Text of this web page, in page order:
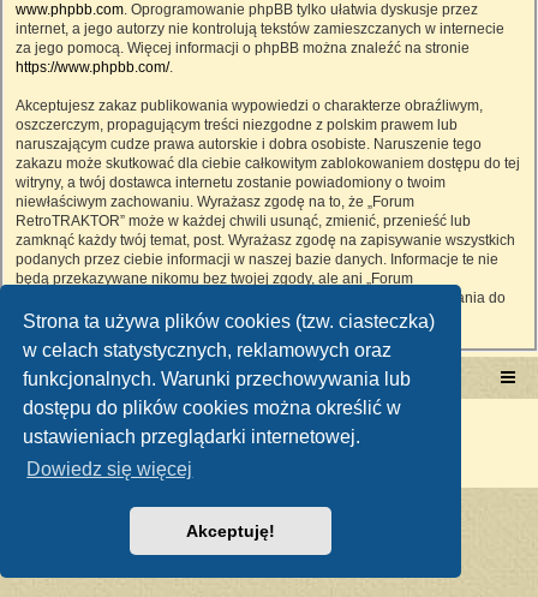
Strona ta używa plików cookies (tzw. ciasteczka)
w celach statystycznych, reklamowych oraz
funkcjonalnych. Warunki przechowywania lub
dostępu do plików cookies można określić w
ustawieniach przeglądarki internetowej.
Dowiedz się więcej
Akceptuję!
www.phpbb.com. Oprogramowanie phpBB tylko ułatwia dyskusje przez
internet, a jego autorzy nie kontrolują tekstów zamieszczanych w internecie
za jego pomocą. Więcej informacji o phpBB można znaleźć na stronie
https://www.phpbb.com/.
Akceptujesz zakaz publikowania wypowiedzi o charakterze obraźliwym,
oszczerczym, propagującym treści niezgodne z polskim prawem lub
naruszającym cudze prawa autorskie i dobra osobiste. Naruszenie tego
zakazu może skutkować dla ciebie całkowitym zablokowaniem dostępu do tej
witryny, a twój dostawca internetu zostanie powiadomiony o twoim
niewłaściwym zachowaniu. Wyrażasz zgodę na to, że „Forum
RetroTRAKTOR” może w każdej chwili usunąć, zmienić, przenieść lub
zamknąć każdy twój temat, post. Wyrażasz zgodę na zapisywanie wszystkich
podanych przez ciebie informacji w naszej bazie danych. Informacje te nie
będą przekazywane nikomu bez twojej zgody, ale ani „Forum
RetroTRAKTOR”, ani phpBB nie ponosi odpowiedzialności za włamania do
witryny, podczas których może dojść do kradzieży danych.
Portal RetroTRAKTOR.pl retrotraktor.pl/forum
Technologię dostarcza
Polski pakiet językowy dostarczaphpBB.pl
Zasady ochrony danych osobowych